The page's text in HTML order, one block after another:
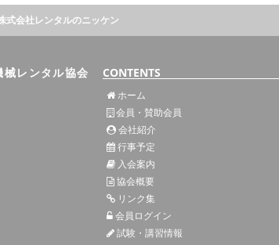
式会社レンタルのニッケン
レンタル協会 CONTENTS
ホーム
会員・賛助会員
会社紹介
行事予定
入会案内
協会概要
リンク集
会員ログイン
試験・講習情報